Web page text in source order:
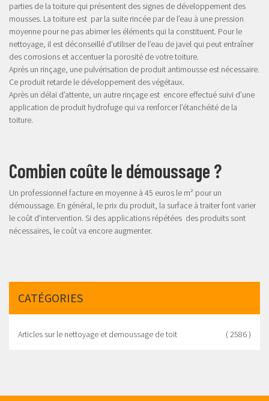
parties de la toiture qui présentent des signes de développement des
mousses. La toiture est par la suite rincée par de l’eau à une pression
moyenne pour ne pas abimer les éléments qui la constituent. Pour le
nettoyage, il est déconseillé d’utiliser de l’eau de javel qui peut entraîner
des corrosions et accentuer la porosité de votre toiture.
Après un rinçage, une pulvérisation de produit antimousse est nécessaire.
Ce produit retarde le développement des végétaux.
Après un délai d’attente, un autre rinçage est encore effectué suivi d’une
application de produit hydrofuge qui va renforcer l’étanchéité de la
toiture.
Combien coûte le démoussage ?
Un professionnel facture en moyenne à 45 euros le m² pour un
démoussage. En général, le prix du produit, la surface à traiter font varier
le coût d’intervention. Si des applications répétées des produits sont
nécessaires, le coût va encore augmenter.
CATÉGORIES
Articles sur le nettoyage et demoussage de toit ( 2586 )